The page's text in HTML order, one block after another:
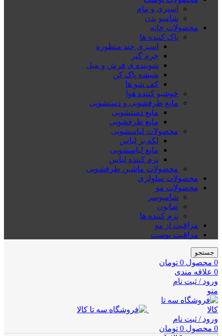
اسپری و مام
شامپو بدن
محصولات خانه
پاک کننده ها
اسپری چند منظوره
جرم گیر
شوینده ی فرش و مبل
شیشه پاک کن
کف شو ها
خوشبو کننده هوا
مایع ظرفشویی و دستشویی
مایع دستشویی
مایع ظرفشویی
محصولات لباسشویی
لکه بر لباس
مایع لباسشویی
نرم کننده لباس
محصولات ماشین ظرفشویی
محصولات سلولزی
محصولات مو
شامپوسر
صابون
نرم کننده ها
مراقبت از مو
مراقبت پوست
جستجو
0 محصول 0 تومان
0 علاقه مندی
ورود / ثبت نام
منو
ورود / ثبت نام
0 محصول 0 تومان